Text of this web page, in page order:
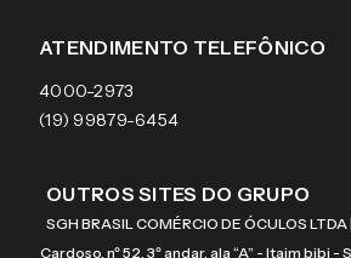
Burberry
ATENDIMENTO TELEFÔNICO
4000-2973
(19) 99879-6454
OUTROS SITES DO GRUPO
SGH BRASIL COMÉRCIO DE ÓCULOS
Cardoso, nº 52, 3º andar, ala “A” - Itaim bibi -